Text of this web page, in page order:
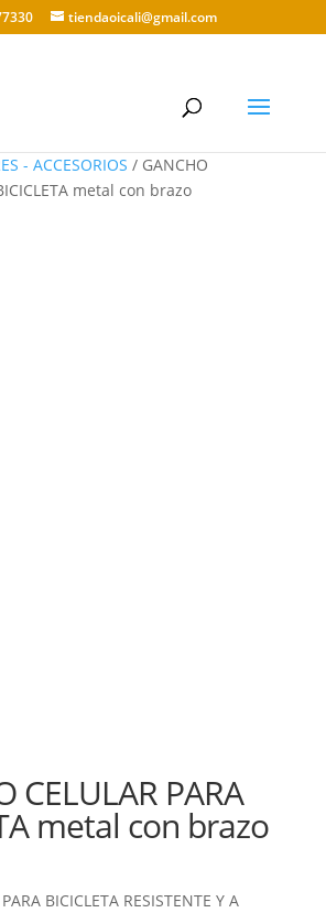
tiendaoicali@gmail.com
- ACCESORIOS / GANCHO
metal con brazo
CELULAR PARA
metal con brazo
BICICLETA RESISTENTE Y A